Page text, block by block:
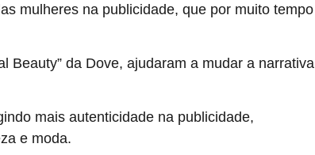
mulheres na publicidade, que por muito tempo
Beauty” da Dove, ajudaram a mudar a narrativa
mais autenticidade na publicidade,
e moda.